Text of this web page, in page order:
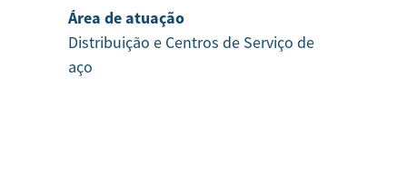
Área de atuação
Distribuição e Centros de Serviço de
aço